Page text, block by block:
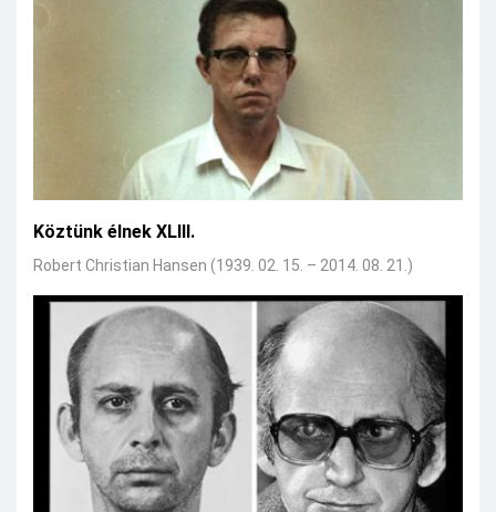
Köztünk élnek XLIII.
Robert Christian Hansen (1939. 02. 15. – 2014. 08. 21.)